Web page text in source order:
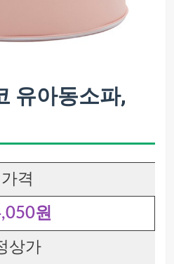
유아동소파,
가격
원
상가